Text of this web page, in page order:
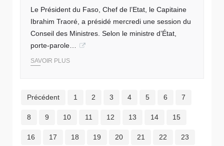
Le Président du Faso, Chef de l’Etat, le Capitaine
Ibrahim Traoré, a présidé mercredi une session du
Conseil des Ministres. Selon le ministre d’État,
porte-parole…
SAVOIR PLUS
Précédent 1 2 3 4 5 6 7
8 9 10 11 12 13 14 15
16 17 18 19 20 21 22 23